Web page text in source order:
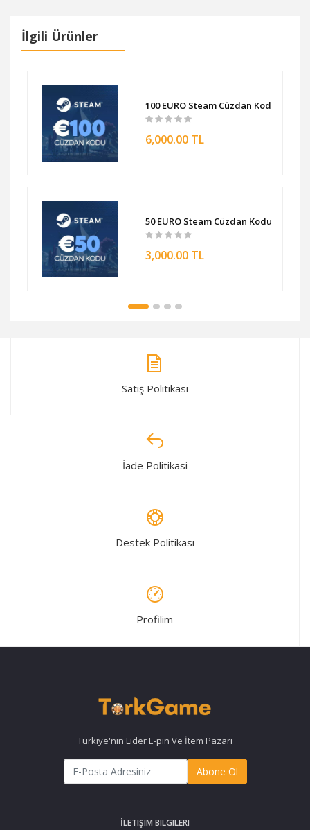
İlgili Ürünler
100 EURO Steam Cüzdan Kodu
6,000.00 TL
50 EURO Steam Cüzdan Kodu
3,000.00 TL
Satış Politikası
İade Politikasi
Destek Politikası
Profilim
Türkiye'nin Lider E-pin Ve İtem Pazarı
Abone Ol
İLETIŞIM BILGILERI